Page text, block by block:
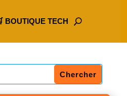
BOUTIQUE TECH